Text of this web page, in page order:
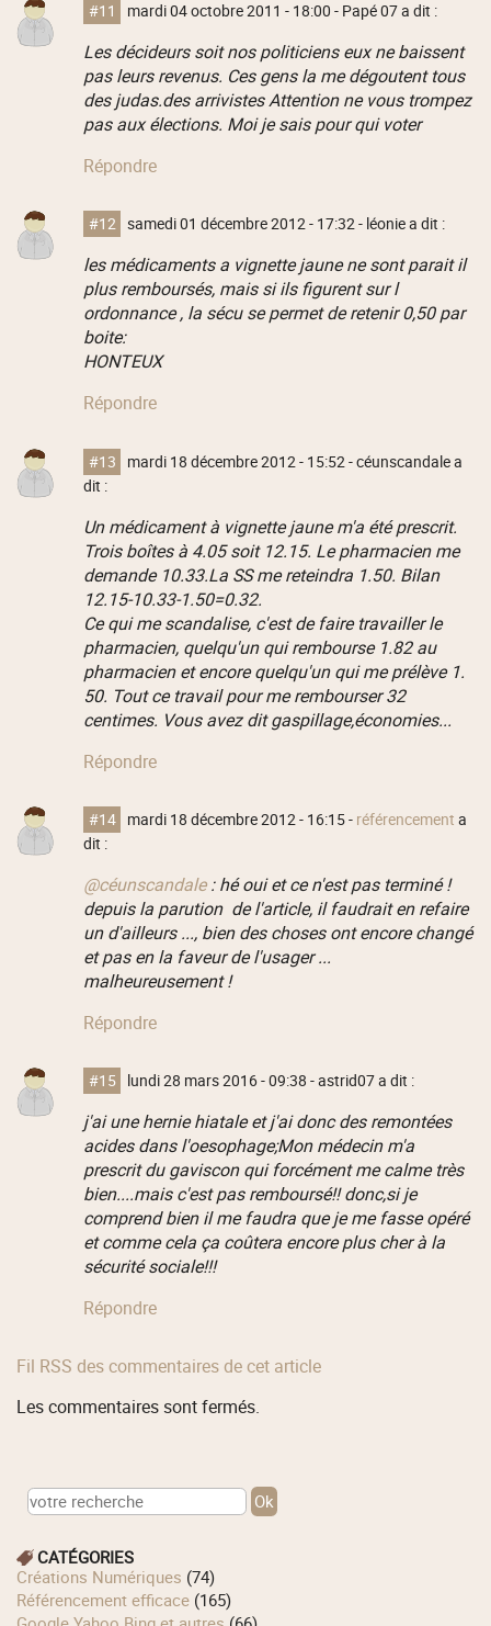
#11 mardi 04 octobre 2011 - 18:00 - Papé 07 a dit :
Les décideurs soit nos politiciens eux ne baissent
pas leurs revenus. Ces gens la me dégoutent tous
des judas.des arrivistes Attention ne vous trompez
pas aux élections. Moi je sais pour qui voter
Répondre
#12 samedi 01 décembre 2012 - 17:32- léonie a dit :
les médicaments a vignette jaune ne sont parait il
plus remboursés, mais si ils figurent sur l
ordonnance , la sécu se permet de retenir 0,50 par
boite:
HONTEUX
Répondre
#13 mardi 18 décembre 2012 - 15:52- céunscandale a
dit :
Un médicament à vignette jaune m'a été prescrit.
Trois boîtes à 4.05 soit 12.15. Le pharmacien me
demande 10.33.La SS me reteindra 1.50. Bilan
12.15-10.33-1.50=0.32.
Ce qui me scandalise, c'est de faire travailler le
pharmacien, quelqu'un qui rembourse 1.82 au
pharmacien et encore quelqu'un qui me prélève 1.
50. Tout ce travail pour me rembourser 32
centimes. Vous avez dit gaspillage,économies...
Répondre
#14 mardi 18 décembre 2012 - 16:15- référencement a
dit :
@céunscandale: hé oui et ce n'est pas terminé !
depuis la parution de l'article, il faudrait en refaire
un d'ailleurs ..., bien des choses ont encore changé
et pas en la faveur de l'usager ...
malheureusement !
Répondre
#15 lundi 28 mars 2016 - 09:38 - astrid07 a dit :
j'ai une hernie hiatale et j'ai donc des remontées
acides dans l'oesophage;Mon médecin m'a
prescrit du gaviscon qui forcément me calme très
bien....mais c'est pas remboursé!! donc,si je
comprend bien il me faudra que je me fasse opéré
et comme cela ça coûtera encore plus cher à la
sécurité sociale!!!
Répondre
Fil RSS des commentaires de cet article
Les commentaires sont fermés.
CATÉGORIES
Créations Numériques (74)
Référencement efficace (165)